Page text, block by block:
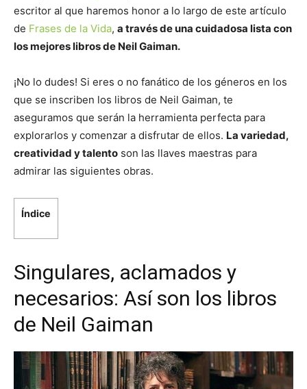
escritor al que haremos honor a lo largo de este artículo
de Frases de la Vida, a través de una cuidadosa lista con
los mejores libros de Neil Gaiman.
¡No lo dudes! Si eres o no fanático de los géneros en los
que se inscriben los libros de Neil Gaiman, te
aseguramos que serán la herramienta perfecta para
explorarlos y comenzar a disfrutar de ellos. La variedad,
creatividad y talento son las llaves maestras para
admirar las siguientes obras.
Índice
Singulares, aclamados y
necesarios: Así son los libros
de Neil Gaiman